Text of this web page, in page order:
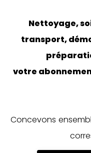
Nettoyage,
transport,
votre
Concevons